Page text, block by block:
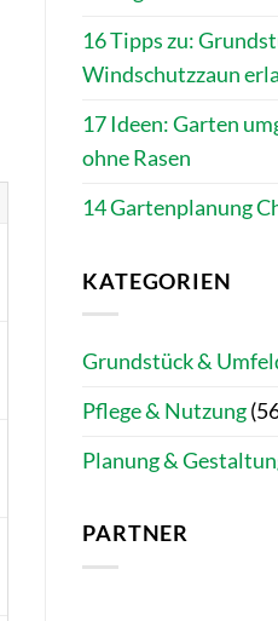
16 Tipps zu:
Windschutzzaun
17 Ideen: Garten
ohne Rasen
14 Gartenplanung
KATEGORIEN
Grundstück &
Pflege & Nutzung
Planung &
PARTNER